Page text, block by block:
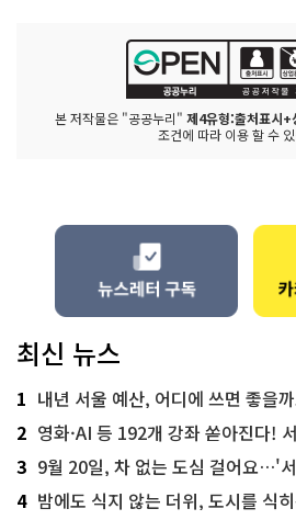
본 저작물은 "공공누리" 제4유형:출처표시+
조건에 따라 이용 할 수
최신 뉴스
1 내년 서울 예산, 어디에 쓰면 좋을
2 영화·AI 등 192개 강좌 쏟아진다!
3 9월 20일, 차 없는 도심 걸어요…'서울 걷
4 밤에도 식지 않는 더위, 도시를 식